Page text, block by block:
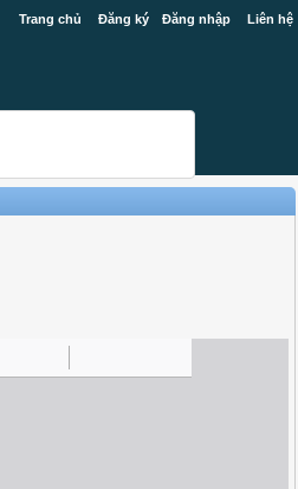
Trang chủ Đăng ký Đăng nhập Liên hệ